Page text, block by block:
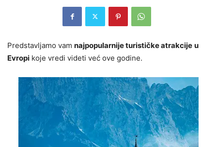
Predstavljamo vam najpopularnije turističke atrakcije u
Evropi koje vredi videti već ove godine.